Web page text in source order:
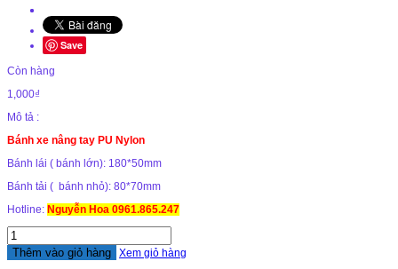
Save
Còn hàng
1,000₫
Mô tả :
Bánh xe nâng tay PU Nylon
Bánh lái ( bánh lớn): 180*50mm
Bánh tải ( bánh nhỏ): 80*70mm
Hotline: Nguyễn Hoa 0961.865.247
Thêm vào giỏ hàng
Xem giỏ hàng